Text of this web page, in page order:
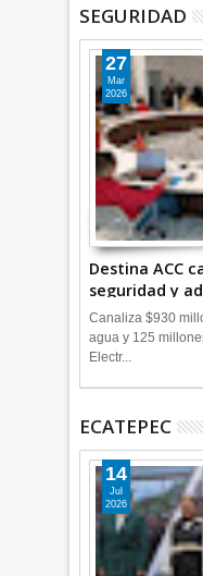
SEGURIDAD
Destina ACC
seguridad y
+Video
27
Mar
2026
Canaliza $930
agua y 125
Electr...
ECATEPEC
14
Jul
2026